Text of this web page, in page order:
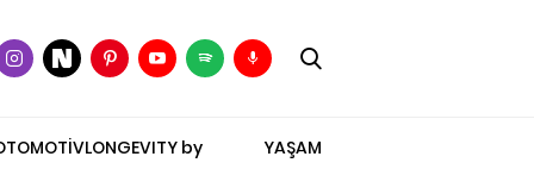
LONGEVITY by YAŞAM